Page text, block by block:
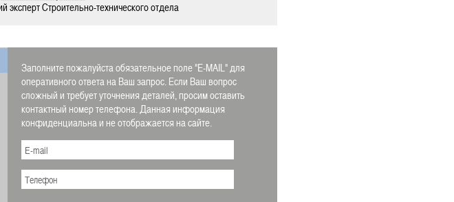
Строительно-технического отдела
Заполните пожалуйста обязательное поле "E-MAIL" для
оперативного ответа на Ваш запрос. Если Ваш вопрос
сложный и требует уточнения деталей, просим оставить
контактный номер телефона. Данная информация
конфиденциальна и не отображается на сайте.